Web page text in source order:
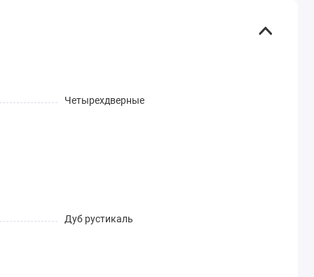
Четырехдверные
Дуб рустикаль